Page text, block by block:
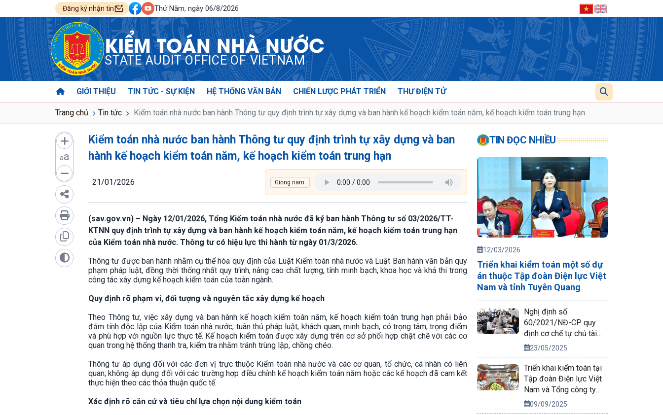
Đăng ký nhận tin Thứ Năm, ngày 06/8/2026
KIỂM TOÁN NHÀ NƯỚC
STATE AUDIT OFFICE OF VIETNAM
GIỚI THIỆU TIN TỨC - SỰ KIỆN HỆ THỐNG VĂN BẢN CHIẾN LƯỢC PHÁT TRIỂN THƯ ĐIỆN TỬ
Trang chủ Tin tức Kiểm toán nhà nước ban hành Thông tư quy định trình tự xây dựng và ban hành kế hoạch kiểm toán năm, kế hoạch kiểm toán trung hạn
aa
Kiểm toán nhà nước ban hành Thông tư quy định trình tự xây dựng và ban
hành kế hoạch kiểm toán năm, kế hoạch kiểm toán trung hạn
21/01/2026
(sav.gov.vn) – Ngày 12/01/2026, Tổng Kiểm toán nhà nước đã ký ban hành Thông tư số 03/2026/TT-
KTNN quy định trình tự xây dựng và ban hành kế hoạch kiểm toán năm, kế hoạch kiểm toán trung hạn
của Kiểm toán nhà nước. Thông tư có hiệu lực thi hành từ ngày 01/3/2026.
Thông tư được ban hành nhằm cụ thể hóa quy định của Luật Kiểm toán nhà nước và Luật Ban hành văn bản quy
phạm pháp luật, đồng thời thống nhất quy trình, nâng cao chất lượng, tính minh bạch, khoa học và khả thi trong
công tác xây dựng kế hoạch kiểm toán của toàn ngành.
Quy định rõ phạm vi, đối tượng và nguyên tắc xây dựng kế hoạch
Theo Thông tư, việc xây dựng và ban hành kế hoạch kiểm toán năm, kế hoạch kiểm toán trung hạn phải bảo
đảm tính độc lập của Kiểm toán nhà nước, tuân thủ pháp luật, khách quan, minh bạch, có trọng tâm, trọng điểm
và phù hợp với nguồn lực thực tế. Kế hoạch kiểm toán được xây dựng trên cơ sở phối hợp chặt chẽ với các cơ
quan trong hệ thống thanh tra, kiểm tra nhằm tránh trùng lặp, chồng chéo.
Thông tư áp dụng đối với các đơn vị trực thuộc Kiểm toán nhà nước và các cơ quan, tổ chức, cá nhân có liên
quan; không áp dụng đối với các trường hợp điều chỉnh kế hoạch kiểm toán năm hoặc các kế hoạch đã cam kết
thực hiện theo các thỏa thuận quốc tế.
Xác định rõ căn cứ và tiêu chí lựa chọn nội dung kiểm toán
TIN ĐỌC NHIỀU
12/03/2026
Triển khai kiểm toán một số dự
án thuộc Tập đoàn Điện lực Việt
Nam và tỉnh Tuyên Quang
Nghị định số
60/2021/NĐ-CP quy
định cơ chế tự chủ tài
chính của đơn vị sự
nghiệp công lập
23/05/2025
Triển khai kiểm toán tại
Tập đoàn Điện lực Việt
Nam và Tổng công ty
Phát điện 2
09/09/2025